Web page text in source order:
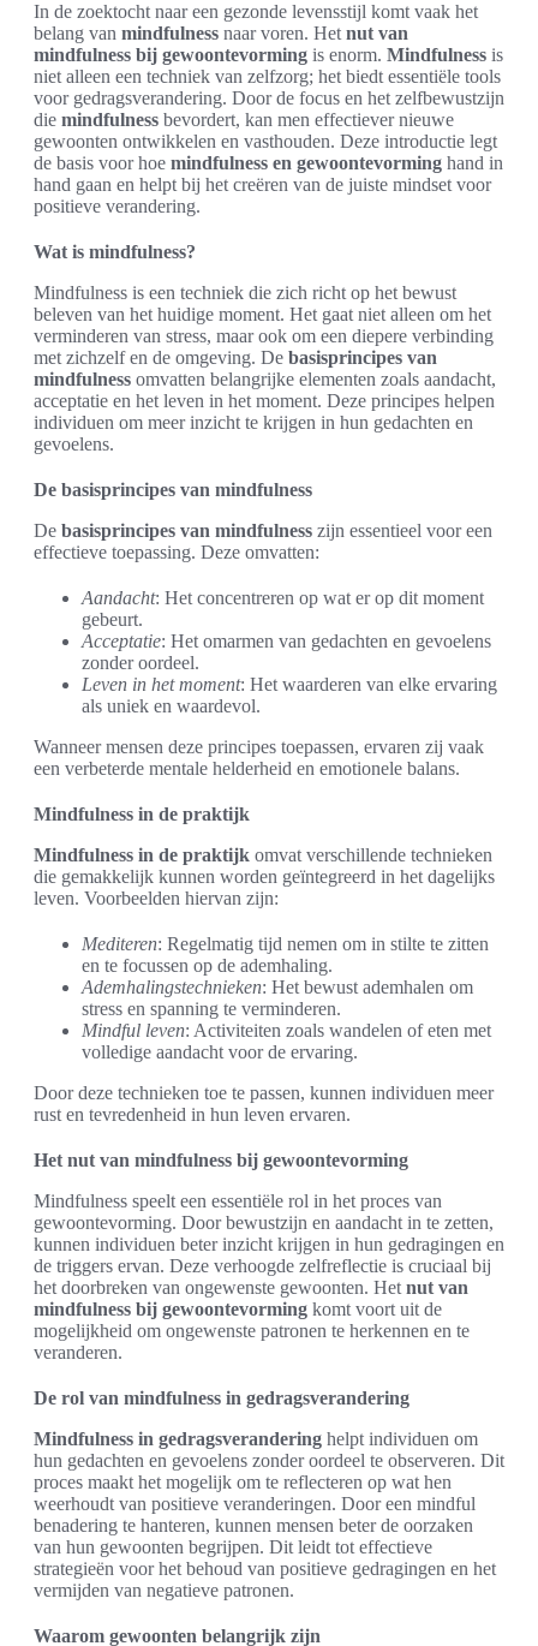
In de zoektocht naar een gezonde levensstijl komt vaak het
belang van mindfulness naar voren. Het nut van
mindfulness bij gewoontevorming is enorm. Mindfulness is
niet alleen een techniek van zelfzorg; het biedt essentiële tools
voor gedragsverandering. Door de focus en het zelfbewustzijn
die mindfulness bevordert, kan men effectiever nieuwe
gewoonten ontwikkelen en vasthouden. Deze introductie legt
de basis voor hoe mindfulness en gewoontevorming hand in
hand gaan en helpt bij het creëren van de juiste mindset voor
positieve verandering.
Wat is mindfulness?
Mindfulness is een techniek die zich richt op het bewust
beleven van het huidige moment. Het gaat niet alleen om het
verminderen van stress, maar ook om een diepere verbinding
met zichzelf en de omgeving. De basisprincipes van
mindfulness omvatten belangrijke elementen zoals aandacht,
acceptatie en het leven in het moment. Deze principes helpen
individuen om meer inzicht te krijgen in hun gedachten en
gevoelens.
De basisprincipes van mindfulness
De basisprincipes van mindfulness zijn essentieel voor een
effectieve toepassing. Deze omvatten:
Aandacht: Het concentreren op wat er op dit moment
gebeurt.
Acceptatie: Het omarmen van gedachten en gevoelens
zonder oordeel.
Leven in het moment: Het waarderen van elke ervaring
als uniek en waardevol.
Wanneer mensen deze principes toepassen, ervaren zij vaak
een verbeterde mentale helderheid en emotionele balans.
Mindfulness in de praktijk
Mindfulness in de praktijk omvat verschillende technieken
die gemakkelijk kunnen worden geïntegreerd in het dagelijks
leven. Voorbeelden hiervan zijn:
Mediteren: Regelmatig tijd nemen om in stilte te zitten
en te focussen op de ademhaling.
Ademhalingstechnieken: Het bewust ademhalen om
stress en spanning te verminderen.
Mindful leven: Activiteiten zoals wandelen of eten met
volledige aandacht voor de ervaring.
Door deze technieken toe te passen, kunnen individuen meer
rust en tevredenheid in hun leven ervaren.
Het nut van mindfulness bij gewoontevorming
Mindfulness speelt een essentiële rol in het proces van
gewoontevorming. Door bewustzijn en aandacht in te zetten,
kunnen individuen beter inzicht krijgen in hun gedragingen en
de triggers ervan. Deze verhoogde zelfreflectie is cruciaal bij
het doorbreken van ongewenste gewoonten. Het nut van
mindfulness bij gewoontevorming komt voort uit de
mogelijkheid om ongewenste patronen te herkennen en te
veranderen.
De rol van mindfulness in gedragsverandering
Mindfulness in gedragsverandering helpt individuen om
hun gedachten en gevoelens zonder oordeel te observeren. Dit
proces maakt het mogelijk om te reflecteren op wat hen
weerhoudt van positieve veranderingen. Door een mindful
benadering te hanteren, kunnen mensen beter de oorzaken
van hun gewoonten begrijpen. Dit leidt tot effectieve
strategieën voor het behoud van positieve gedragingen en het
vermijden van negatieve patronen.
Waarom gewoonten belangrijk zijn